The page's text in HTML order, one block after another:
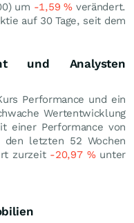
um -1,59% verändert.
auf 30 Tage, seit dem
und Analysten
Performance und ein
Wertentwicklung
einer Performance von
letzten 52 Wochen
zurzeit -20,97 %unter